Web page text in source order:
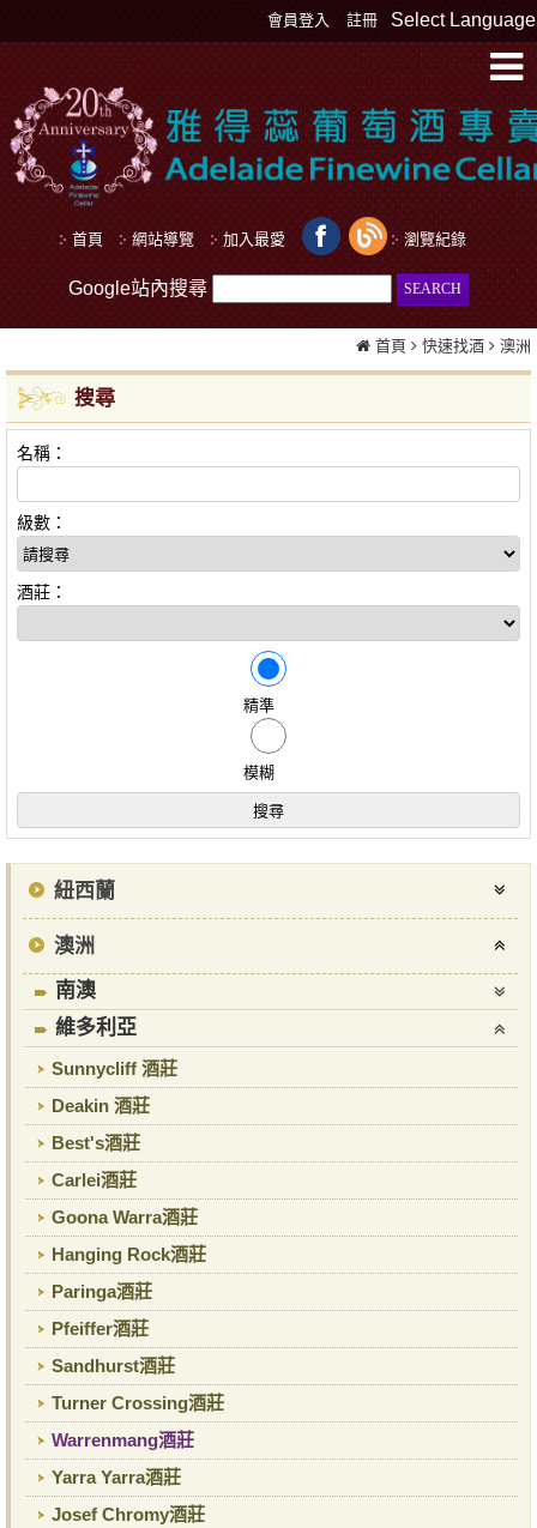
Select Language
會員登入 註冊
首頁 網站導覽 加入最愛 瀏覽紀錄
Google站內搜尋
首頁 快速找酒 澳洲
搜尋
名稱：
級數：
酒莊：
精準
模糊
紐西蘭
澳洲
南澳
維多利亞
Sunnycliff 酒莊
Deakin 酒莊
Best's酒莊
Carlei酒莊
Goona Warra酒莊
Hanging Rock酒莊
Paringa酒莊
Pfeiffer酒莊
Sandhurst酒莊
Turner Crossing酒莊
Warrenmang酒莊
Yarra Yarra酒莊
Josef Chromy酒莊